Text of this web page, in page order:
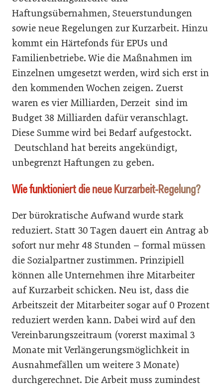
Haftungsübernahmen, Steuerstundungen
sowie neue Regelungen zur Kurzarbeit. Hinzu
kommt ein Härtefonds für EPUs und
Familienbetriebe. Wie die Maßnahmen im
Einzelnen umgesetzt werden, wird sich erst in
den kommenden Wochen zeigen. Zuerst
waren es vier Milliarden, Derzeit sind im
Budget 38 Milliarden dafür veranschlagt.
Diese Summe wird bei Bedarf aufgestockt.
Deutschland hat bereits angekündigt,
unbegrenzt Haftungen zu geben.
Wie funktioniert die neue Kurzarbeit-Regelung?
Der bürokratische Aufwand wurde stark
reduziert. Statt 30 Tagen dauert ein Antrag ab
sofort nur mehr 48 Stunden – formal müssen
die Sozialpartner zustimmen. Prinzipiell
können alle Unternehmen ihre Mitarbeiter
auf Kurzarbeit schicken. Neu ist, dass die
Arbeitszeit der Mitarbeiter sogar auf 0 Prozent
reduziert werden kann. Dabei wird auf den
Vereinbarungszeitraum (vorerst maximal 3
Monate mit Verlängerungsmöglichkeit in
Ausnahmefällen um weitere 3 Monate)
durchgerechnet. Die Arbeit muss zumindest